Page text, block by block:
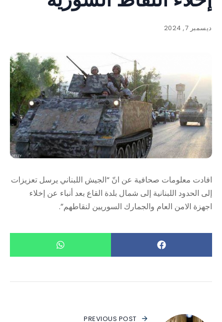
ديسمبر 7, 2024
افادت معلومات صحافية عن انّ “الجيش اللبناني يرسل تعزيزات
إلى الحدود اللبنانية إلى شمال بلدة القاع بعد أنباء عن إخلاء
اجهزة الامن العام والجمارك السوريين لنقاطهم”.
PREVIOUS POST